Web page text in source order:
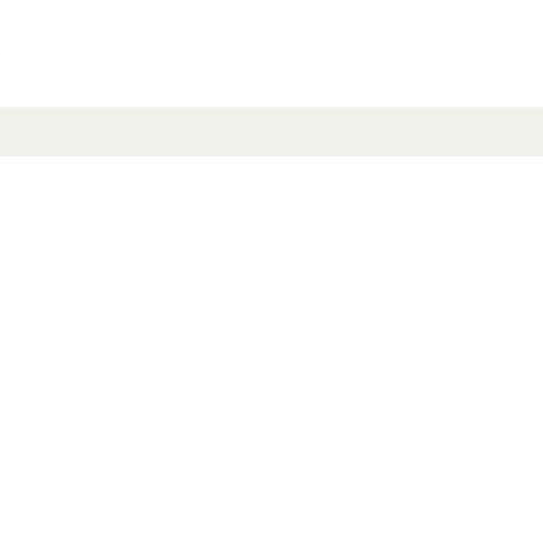
Glasfläche sorgt für eine optische Vergrößerung der
Atmosphäre.
LED-Lampen zaubert harmonisches Licht um